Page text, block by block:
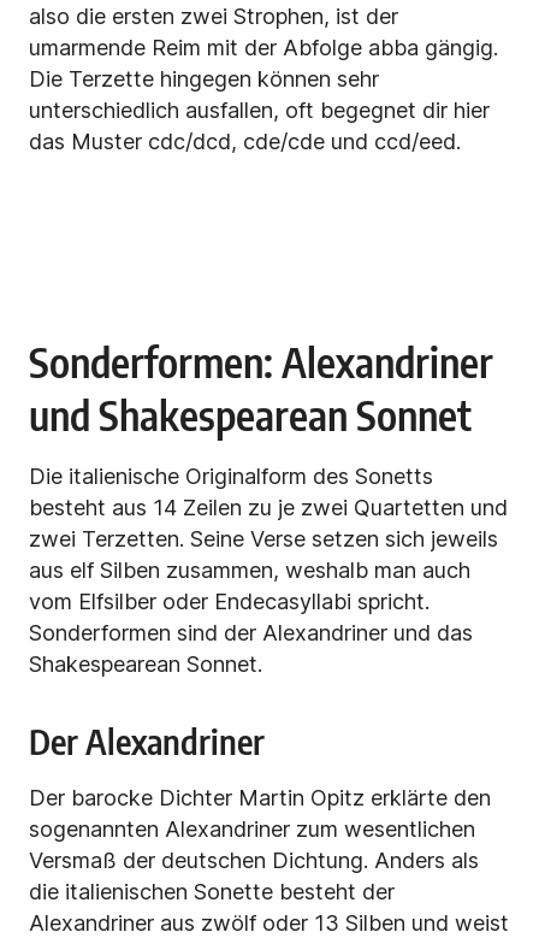
also die ersten zwei Strophen, ist der
umarmende Reim mit der Abfolge abba gängig.
Die Terzette hingegen können sehr
unterschiedlich ausfallen, oft begegnet dir hier
das Muster cdc/dcd, cde/cde und ccd/eed.
Sonderformen: Alexandriner
und Shakespearean Sonnet
Die italienische Originalform des Sonetts
besteht aus 14 Zeilen zu je zwei Quartetten und
zwei Terzetten. Seine Verse setzen sich jeweils
aus elf Silben zusammen, weshalb man auch
vom Elfsilber oder Endecasyllabi spricht.
Sonderformen sind der Alexandriner und das
Shakespearean Sonnet.
Der Alexandriner
Der barocke Dichter Martin Opitz erklärte den
sogenannten Alexandriner zum wesentlichen
Versmaß der deutschen Dichtung. Anders als
die italienischen Sonette besteht der
Alexandriner aus zwölf oder 13 Silben und weist